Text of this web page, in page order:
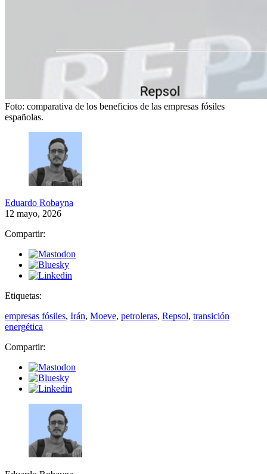
Foto: comparativa de los beneficios de las empresas fósiles
españolas.
Eduardo Robayna
12 mayo, 2026
Compartir:
Etiquetas:
empresas fósiles, Irán, Moeve, petroleras, Repsol, transición
energética
Compartir: